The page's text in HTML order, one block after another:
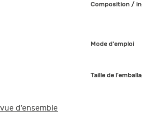
Composition /
Mode d'emploi
Taille de
d’ensemble